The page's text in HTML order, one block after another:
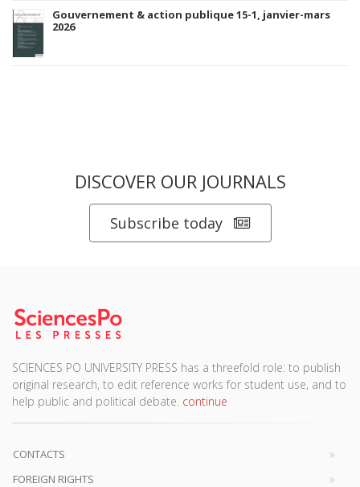
Gouvernement & action publique 15-1, janvier-mars
2026
DISCOVER OUR JOURNALS
Subscribe today
SCIENCES PO UNIVERSITY PRESS has a threefold role: to publish
original research, to edit reference works for student use, and to
help public and political debate. continue
CONTACTS
FOREIGN RIGHTS